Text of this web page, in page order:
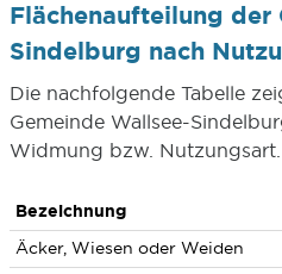
Flächenaufteilung der
Sindelburg nach
Die nachfolgende Tabelle
Gemeinde Wallsee-
Widmung bzw. Nutzungsart.
Bezeichnung
Äcker, Wiesen oder Weiden